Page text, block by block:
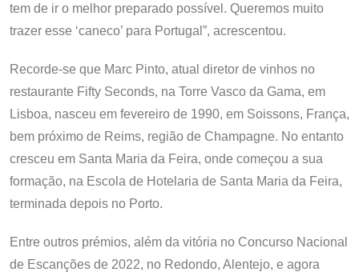
tem de ir o melhor preparado possível. Queremos muito
trazer esse ‘caneco’ para Portugal”, acrescentou.
Recorde-se que Marc Pinto, atual diretor de vinhos no
restaurante Fifty Seconds, na Torre Vasco da Gama, em
Lisboa, nasceu em fevereiro de 1990, em Soissons, França,
bem próximo de Reims, região de Champagne. No entanto
cresceu em Santa Maria da Feira, onde começou a sua
formação, na Escola de Hotelaria de Santa Maria da Feira,
terminada depois no Porto.
Entre outros prémios, além da vitória no Concurso Nacional
de Escanções de 2022, no Redondo, Alentejo, e agora